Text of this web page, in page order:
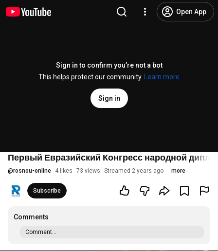
Open App
Sign in to confirm you’re not a bot
This helps protect our community.
Learn more
Sign in
Первый Евразийский Конгресс народной
@rosnou-online 4 likes 73 views Streamed 2 years ago more
Subscribe
Comments
Comment...